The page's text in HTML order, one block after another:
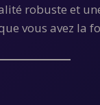
robuste et
vous avez la